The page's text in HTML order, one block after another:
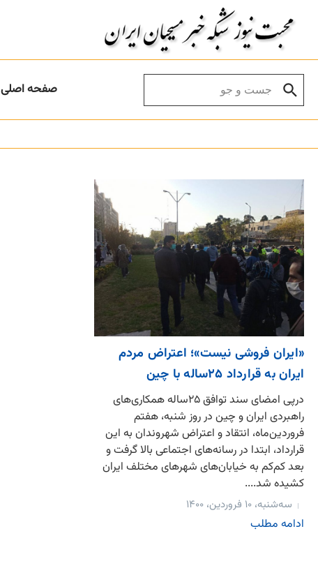
صفحه اصلی
«ایران فروشی نیست»؛ اعتراض مردم
ایران به قرارداد ۲۵‌ساله با چین
درپی امضای سند توافق ۲۵ساله همکاری‌های
راهبردی ایران و چین در روز شنبه، هفتم
فروردین‌ماه، انتقاد و اعتراض شهروندان به این
قرارداد، ابتدا در رسانه‌های اجتماعی بالا گرفت و
بعد کم‌کم به خیابان‌های شهرهای مختلف ایران
کشیده شد....
سه‌شنبه، ۱۰ فروردین، ۱۴۰۰
ادامه مطلب